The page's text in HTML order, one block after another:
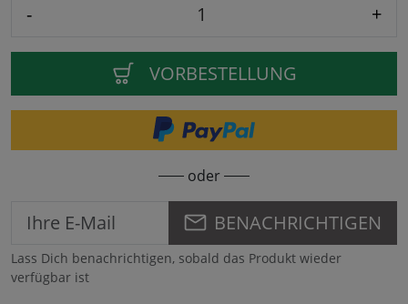
- +
VORBESTELLUNG
oder
BENACHRICHTIGEN
Lass Dich benachrichtigen, sobald das Produkt wieder
verfügbar ist